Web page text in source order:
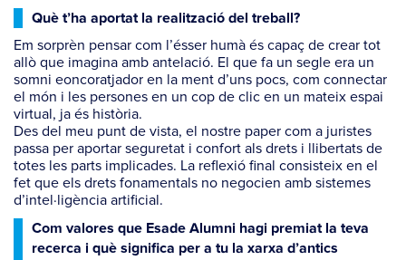
Què t’ha aportat la realització del treball?
Em sorprèn pensar com l’ésser humà és capaç de crear tot
allò que imagina amb antelació. El que fa un segle era un
somni eoncoratjador en la ment d’uns pocs, com connectar
el món i les persones en un cop de clic en un mateix espai
virtual, ja és història.
Des del meu punt de vista, el nostre paper com a juristes
passa per aportar seguretat i confort als drets i llibertats de
totes les parts implicades. La reflexió final consisteix en el
fet que els drets fonamentals no negocien amb sistemes
d’intel·ligència artificial.
Com valores que Esade Alumni hagi premiat la teva
recerca i què significa per a tu la xarxa d’antics